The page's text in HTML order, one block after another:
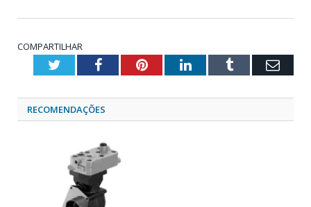
COMPARTILHAR
TwitterFacebookPinterestLinkedInTumblr
RECOMENDAÇÕES